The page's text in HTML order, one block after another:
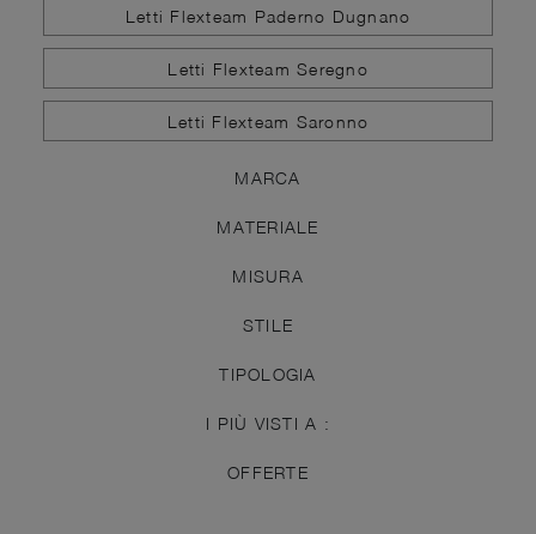
Letti Flexteam Paderno Dugnano
Letti Flexteam Seregno
Letti Flexteam Saronno
MARCA
MATERIALE
MISURA
STILE
TIPOLOGIA
I PIÙ VISTI A :
OFFERTE